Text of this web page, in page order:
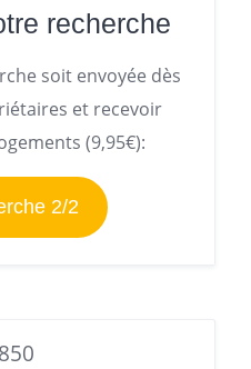
recherche
soit envoyée dès
et recevoir
(9,95€):
2/2
850